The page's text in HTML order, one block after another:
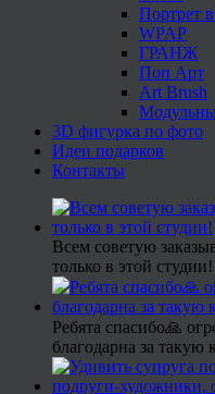
Портрет
WPAP
ГРАНЖ
Поп Арт
Art Brush
3D фигурка по фото
Идеи подарков
Контакты
Всем советую
только в этой студии!
Ребята спасибо🙏
благодарна за такую